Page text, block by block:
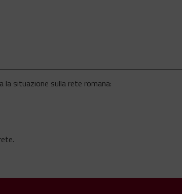
la situazione sulla rete romana: